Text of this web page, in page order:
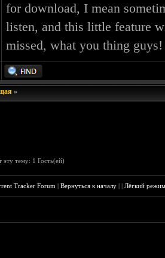
for download, I mean
listen, and this little feature
missed, what you thing guys!
»
эту тему: 1 Гость(ей)
Tracker Forum |Вернуться к началу ||Лёгкий